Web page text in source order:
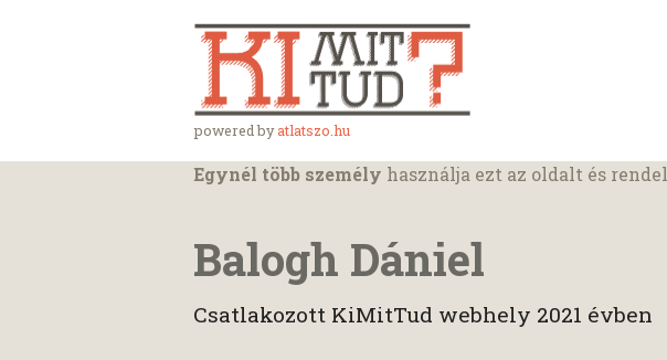
powered byatlatszo.hu
Egynél több személy használja ezt az oldalt és
Balogh Dániel
Csatlakozott KiMitTud webhely 2021 évben